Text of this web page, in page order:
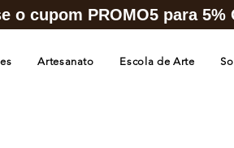
Artesanato Escola de Arte
o cupom PROMO5 para